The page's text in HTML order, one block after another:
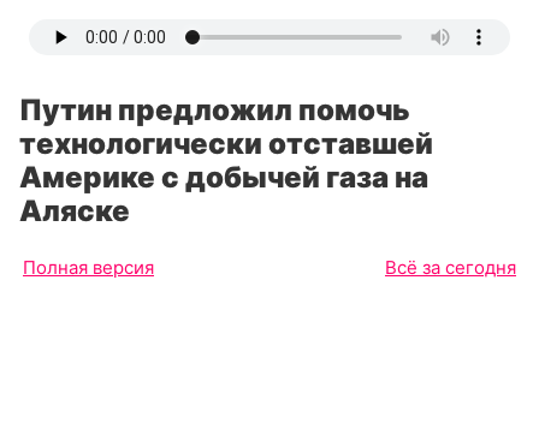
Путин предложил помочь
технологически отставшей
Америке с добычей газа на
Аляске
Полная версия Всё за сегодня